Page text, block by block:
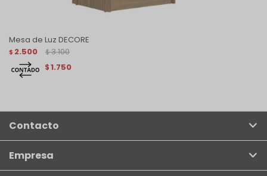
Mesa de Luz DECORE
$ 2.500 $ 3.100
$1.750
Contacto
Empresa